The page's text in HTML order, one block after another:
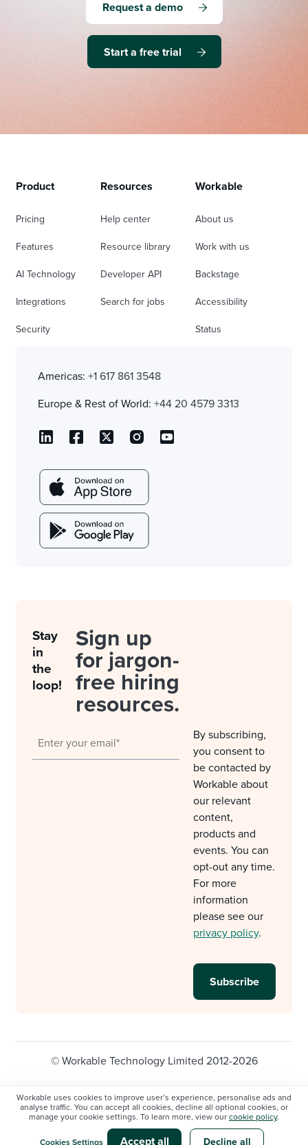
Workable uses cookies to improve user’s experience, personalise ads and
analyse traffic. You can accept all cookies, decline all optional cookies, or
manage your cookie settings. To learn more, view our cookie policy.
Cookies Settings Accept all Decline all
Request a demo
Start a free trial
Product
Pricing
Features
AI Technology
Integrations
Security
Resources
Help center
Resource library
Developer API
Search for jobs
Workable
About us
Work with us
Backstage
Accessibility
Status
Americas: +1 617 861 3548
Europe & Rest of World: +44 20 4579 3313
Stay
in
the
loop!
Sign up
for jargon-
free hiring
resources.
By subscribing,
you consent to
be contacted by
Workable about
our relevant
content,
products and
events. You can
opt-out any time.
For more
information
please see our
privacy policy.
© Workable Technology Limited 2012-2026
Privacy policy
Cookie Settings
Do not sell/share my personal information
Modern slavery statement